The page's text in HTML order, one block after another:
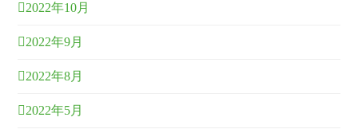
2022年10月
2022年9月
2022年8月
2022年5月